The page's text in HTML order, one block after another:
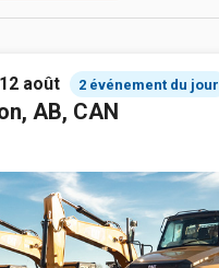
août 2 événement du jour
AB, CAN